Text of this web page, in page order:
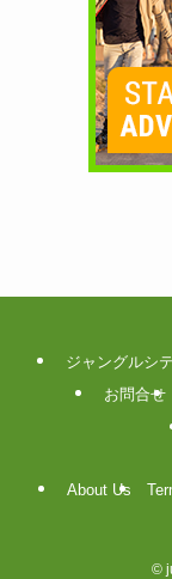
ジャングルシ
お問合せ
About Us
©